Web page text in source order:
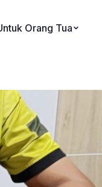
Orang Tua